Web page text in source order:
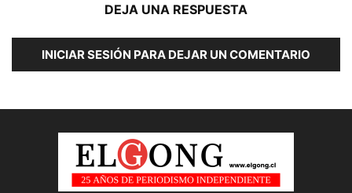
DEJA UNA RESPUESTA
INICIAR SESIÓN PARA DEJAR UN COMENTARIO